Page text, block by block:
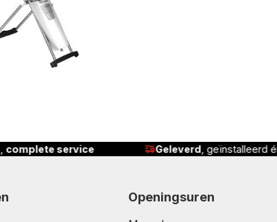
complete service Geleverd , geïnstalleerd
Openingsuren